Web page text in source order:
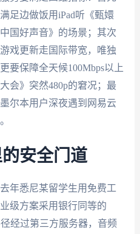
足边做饭用iPad听《甄嬛
国好声音》的场景；其次
戏更新走国际带宽，唯独
要保障全天候100Mbps以上
会》突然480p的窘况；最
尔本用户深夜遇到网易云
安全门道
年悉尼某留学生用免费工
级方案采用银行同等的
经过第三方服务器，音频